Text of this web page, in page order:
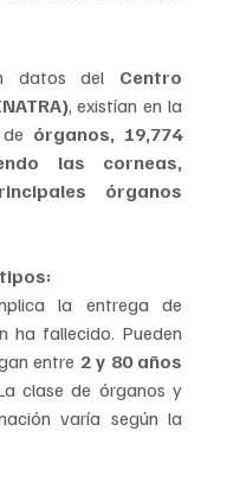
datos del Centro
, existían en la
órganos, 19,774
las corneas,
órganos
la entrega de
ha fallecido. Pueden
entre 2 y 80 años
clase de órganos y
varía según la